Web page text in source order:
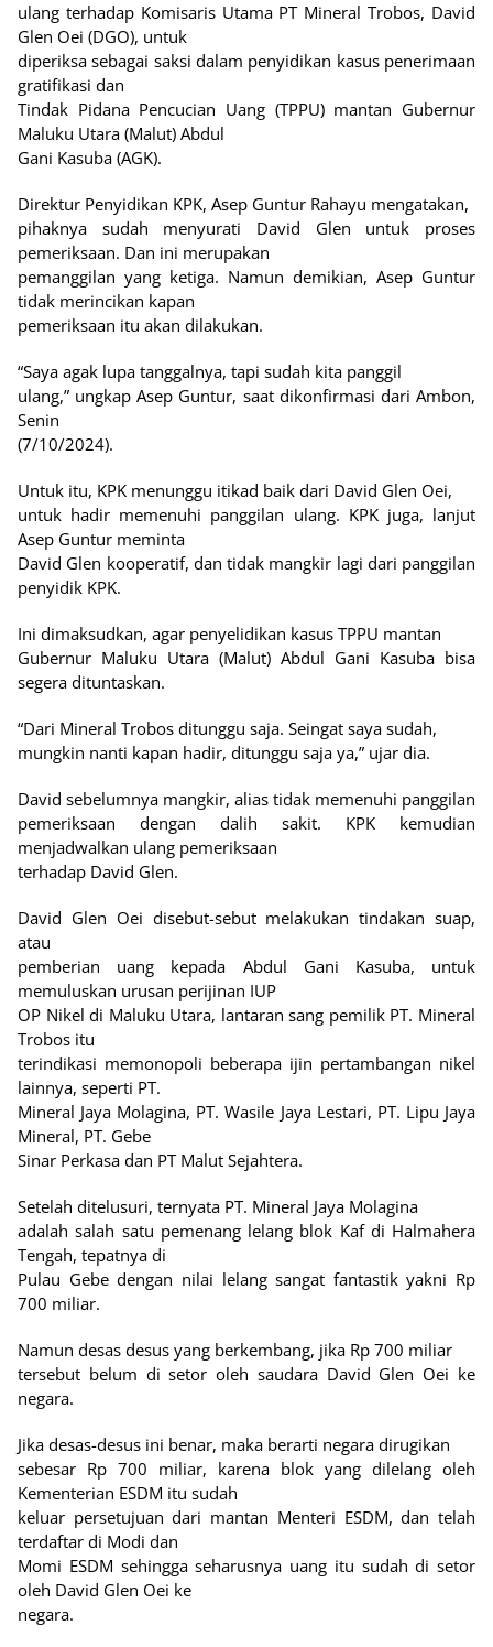
ulang terhadap Komisaris Utama PT Mineral Trobos, David
Glen Oei (DGO), untuk
diperiksa sebagai saksi dalam penyidikan kasus penerimaan
gratifikasi dan
Tindak Pidana Pencucian Uang (TPPU) mantan Gubernur
Maluku Utara (Malut) Abdul
Gani Kasuba (AGK).
Direktur Penyidikan KPK, Asep Guntur Rahayu mengatakan,
pihaknya sudah menyurati David Glen untuk proses
pemeriksaan. Dan ini merupakan
pemanggilan yang ketiga. Namun demikian, Asep Guntur
tidak merincikan kapan
pemeriksaan itu akan dilakukan.
“Saya agak lupa tanggalnya, tapi sudah kita panggil
ulang,” ungkap Asep Guntur, saat dikonfirmasi dari Ambon,
Senin
(7/10/2024).
Untuk itu, KPK menunggu itikad baik dari David Glen Oei,
untuk hadir memenuhi panggilan ulang. KPK juga, lanjut
Asep Guntur meminta
David Glen kooperatif, dan tidak mangkir lagi dari panggilan
penyidik KPK.
Ini dimaksudkan, agar penyelidikan kasus TPPU mantan
Gubernur Maluku Utara (Malut) Abdul Gani Kasuba bisa
segera dituntaskan.
“Dari Mineral Trobos ditunggu saja. Seingat saya sudah,
mungkin nanti kapan hadir, ditunggu saja ya,” ujar dia.
David sebelumnya mangkir, alias tidak memenuhi panggilan
pemeriksaan dengan dalih sakit. KPK kemudian
menjadwalkan ulang pemeriksaan
terhadap David Glen.
David Glen Oei disebut-sebut melakukan tindakan suap,
atau
pemberian uang kepada Abdul Gani Kasuba, untuk
memuluskan urusan perijinan IUP
OP Nikel di Maluku Utara, lantaran sang pemilik PT. Mineral
Trobos itu
terindikasi memonopoli beberapa ijin pertambangan nikel
lainnya, seperti PT.
Mineral Jaya Molagina, PT. Wasile Jaya Lestari, PT. Lipu Jaya
Mineral, PT. Gebe
Sinar Perkasa dan PT Malut Sejahtera.
Setelah ditelusuri, ternyata PT. Mineral Jaya Molagina
adalah salah satu pemenang lelang blok Kaf di Halmahera
Tengah, tepatnya di
Pulau Gebe dengan nilai lelang sangat fantastik yakni Rp
700 miliar.
Namun desas desus yang berkembang, jika Rp 700 miliar
tersebut belum di setor oleh saudara David Glen Oei ke
negara.
Jika desas-desus ini benar, maka berarti negara dirugikan
sebesar Rp 700 miliar, karena blok yang dilelang oleh
Kementerian ESDM itu sudah
keluar persetujuan dari mantan Menteri ESDM, dan telah
terdaftar di Modi dan
Momi ESDM sehingga seharusnya uang itu sudah di setor
oleh David Glen Oei ke
negara.